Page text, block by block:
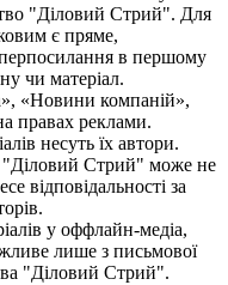
"Діловий Стрий". Для
є пряме,
в першому
чи матеріал.
«Новини компаній»,
правах реклами.
несуть їх автори.
"Діловий Стрий" може не
відповідальності за
у оффлайн-медіа,
лише з письмової
"Діловий Стрий".